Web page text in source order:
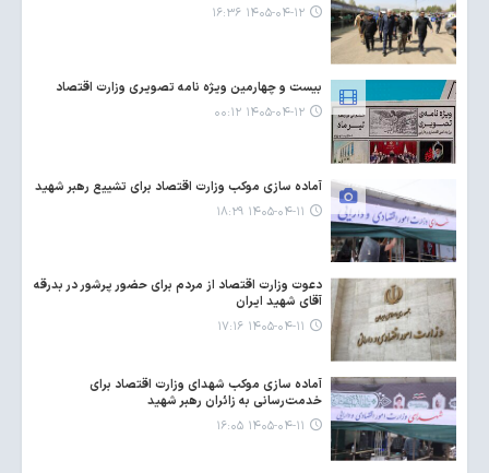
۱۴۰۵-۰۴-۱۲ ۱۶:۳۶
بیست و چهارمین ویژه نامه تصویری وزارت اقتصاد
۱۴۰۵-۰۴-۱۲ ۰۰:۱۲
آماده سازی موکب وزارت اقتصاد برای تشییع رهبر شهید
۱۴۰۵-۰۴-۱۱ ۱۸:۲۹
دعوت وزارت اقتصاد از مردم برای حضور پرشور در بدرقه
آقای شهید ایران
۱۴۰۵-۰۴-۱۱ ۱۷:۱۶
آماده سازی موکب شهدای وزارت اقتصاد برای
خدمت‌رسانی به زائران رهبر شهید
۱۴۰۵-۰۴-۱۱ ۱۶:۰۵